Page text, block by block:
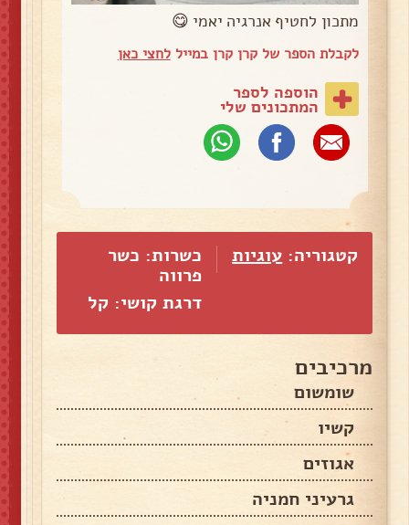
מתכון לחטיף אנרגיה יאמי 😋
לקבלת הספר של קרן קרן במייללחצי כאן
הוספה לספר
המתכונים שלי
קטגוריה: עוגיות
כשרות: כשר
פרווה
דרגת קושי: קל
מרכיבים
שומשום
קשיו
אגוזים
גרעיני חמניה